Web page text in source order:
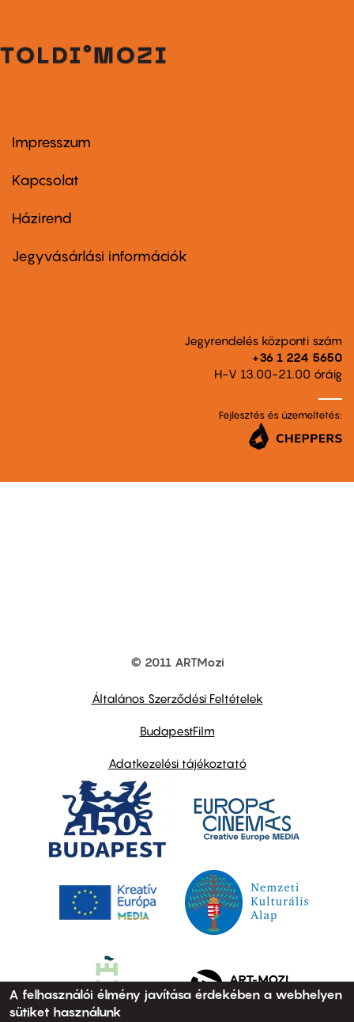
Footer
first
Impresszum
Kapcsolat
Footer
second
Házirend
Jegyvásárlási információk
Jegyrendelés központi szám
+36 1 224 5650
H-V 13.00-21.00 óráig
Fejlesztés és üzemeltetés:
© 2011 ARTMozi
Általános Szerződési Feltételek
BudapestFilm
Adatkezelési tájékoztató
A felhasználói élmény javítása érdekében a webhelyen
sütiket használunk